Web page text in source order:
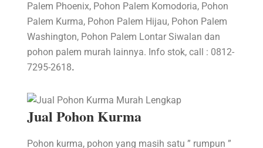
Palem Phoenix, Pohon Palem Komodoria, Pohon
Palem Kurma, Pohon Palem Hijau, Pohon Palem
Washington, Pohon Palem Lontar Siwalan dan
pohon palem murah lainnya. Info stok, call : 0812-
7295-2618.
Jual Pohon Kurma
Pohon kurma, pohon yang masih satu ” rumpun ”